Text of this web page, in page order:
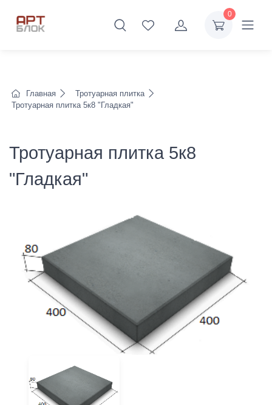
0
Главная
Тротуарная плитка
Тротуарная плитка 5к8 "Гладкая"
Тротуарная плитка 5к8
"Гладкая"